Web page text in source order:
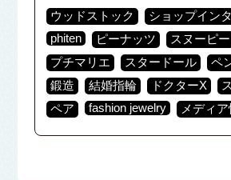
ウッドストック
ショップイン
phiten
ピーナッツ
スヌーピー
プチマリエ
スタードール
ペ
鍛造
結婚指輪 ドクターX
ペア
fashion jewelry メディア